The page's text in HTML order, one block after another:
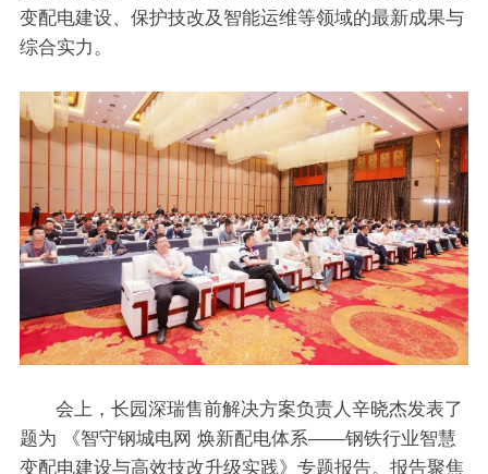
变配电建设、保护技改及智能运维等领域的最新成果与
综合实力。
会上，长园深瑞售前解决方案负责人辛晓杰发表了
题为 《智守钢城电网 焕新配电体系——钢铁行业智慧
变配电建设与高效技改升级实践》专题报告。报告聚焦